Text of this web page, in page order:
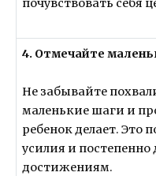
почувствовать
4. Отмечайте
Не забывайте
маленькие шаги и
ребенок делает. Это
усилия и
достижениям.